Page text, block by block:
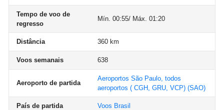
Tempo de voo de
regresso
Mín. 00:55/ Máx. 01:20
Distância 360 km
Voos semanais 638
Aeroporto de partida
Aeroportos São Paulo, todos
aeroportos ( CGH, GRU, VCP) (SAO)
País de partida Voos Brasil